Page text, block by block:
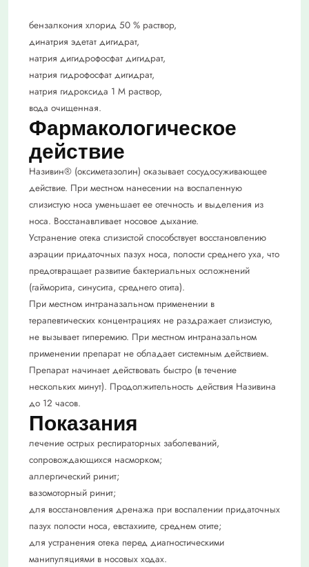
бензалкония хлорид 50 % раствор,
динатрия эдетат дигидрат,
натрия дигидрофосфат дигидрат,
натрия гидрофосфат дигидрат,
натрия гидроксида 1 М раствор,
вода очищенная.
Фармакологическое
действие
Називин® (оксиметазолин) оказывает сосудосуживающее
действие. При местном нанесении на воспаленную
слизистую носа уменьшает ее отечность и выделения из
носа. Восстанавливает носовое дыхание.
Устранение отека слизистой способствует восстановлению
аэрации придаточных пазух носа, полости среднего уха, что
предотвращает развитие бактериальных осложнений
(гайморита, синусита, среднего отита).
При местном интраназальном применении в
терапевтических концентрациях не раздражает слизистую,
не вызывает гиперемию. При местном интраназальном
применении препарат не обладает системным действием.
Препарат начинает действовать быстро (в течение
нескольких минут). Продолжительность действия Називина
до 12 часов.
Показания
лечение острых респираторных заболеваний,
сопровождающихся насморком;
аллергический ринит;
вазомоторный ринит;
для восстановления дренажа при воспалении придаточных
пазух полости носа, евстахиите, среднем отите;
для устранения отека перед диагностическими
манипуляциями в носовых ходах.